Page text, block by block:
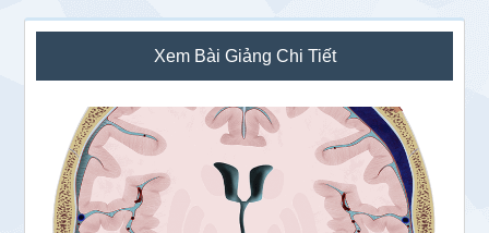
Sidebar
chính
Xem Bài Giảng Chi Tiết